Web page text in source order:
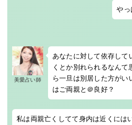
やっ
美愛占い師
あなたに対して依存して
くとか別れられるなんて
ら一旦は別居した方がい
はご両親と＠良好？
私は両親亡くしてて身内は近くには